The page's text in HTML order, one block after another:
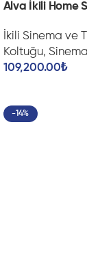
Alva İkili Home
İkili Sinema ve
Koltuğu,
109,200.00₺
-14%